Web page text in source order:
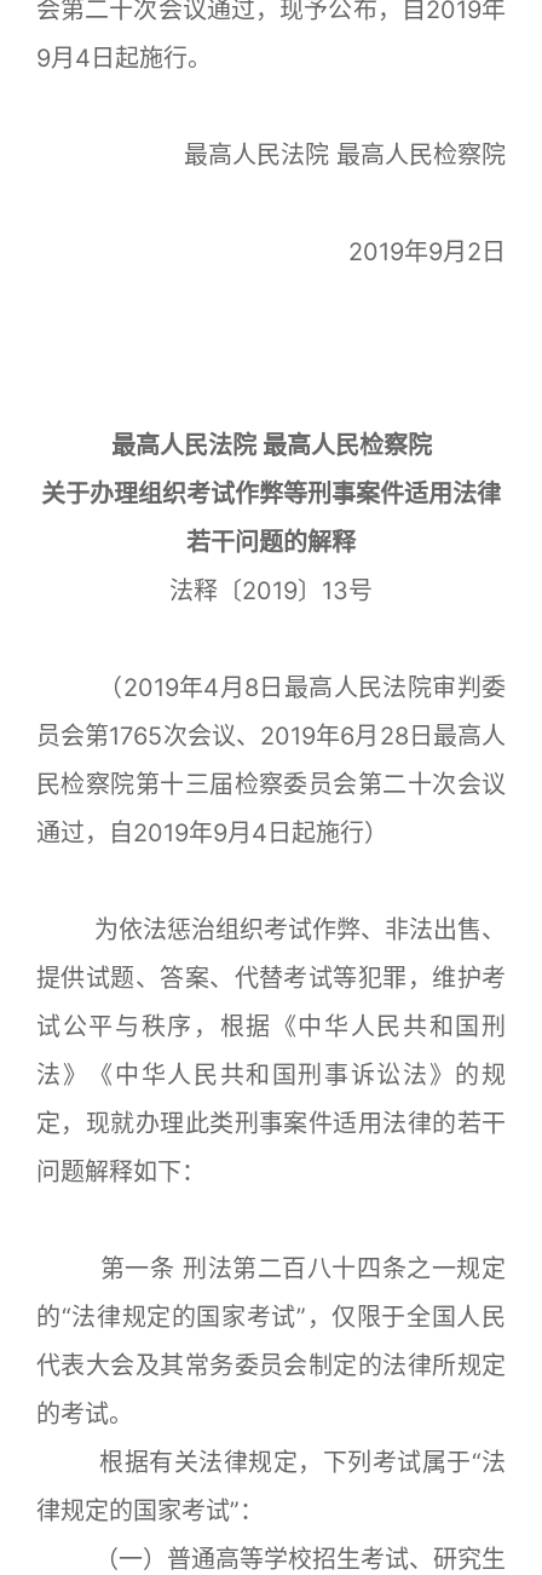
会第二十次会议通过，现予公布，自2019年
9月4日起施行。
最高人民法院 最高人民检察院
2019年9月2日
最高人民法院 最高人民检察院
关于办理组织考试作弊等刑事案件适用法律
若干问题的解释
法释〔2019〕13号
（2019年4月8日最高人民法院审判委
员会第1765次会议、2019年6月28日最高人
民检察院第十三届检察委员会第二十次会议
通过，自2019年9月4日起施行）
为依法惩治组织考试作弊、非法出售、
提供试题、答案、代替考试等犯罪，维护考
试公平与秩序，根据《中华人民共和国刑
法》《中华人民共和国刑事诉讼法》的规
定，现就办理此类刑事案件适用法律的若干
问题解释如下：
第一条 刑法第二百八十四条之一规定
的“法律规定的国家考试”，仅限于全国人民
代表大会及其常务委员会制定的法律所规定
的考试。
根据有关法律规定，下列考试属于“法
律规定的国家考试”：
（一）普通高等学校招生考试、研究生